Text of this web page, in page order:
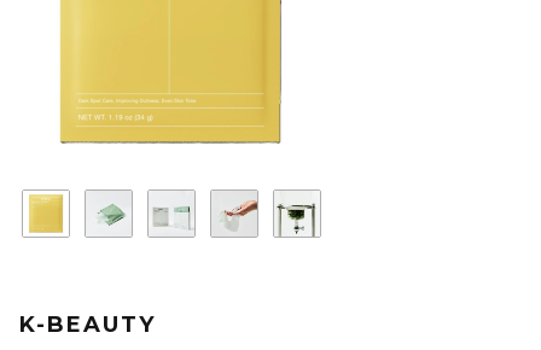
K-BEAUTY